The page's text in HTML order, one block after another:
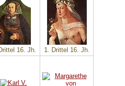
16. Jh. 1. Drittel 16. Jh.